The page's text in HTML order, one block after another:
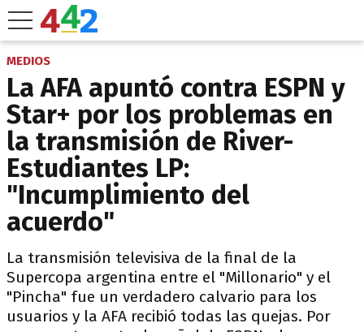
MEDIOS
La AFA apuntó contra ESPN y
Star+ por los problemas en
la transmisión de River-
Estudiantes LP:
"Incumplimiento del
acuerdo"
La transmisión televisiva de la final de la
Supercopa argentina entre el "Millonario" y el
"Pincha" fue un verdadero calvario para los
usuarios y la AFA recibió todas las quejas. Por